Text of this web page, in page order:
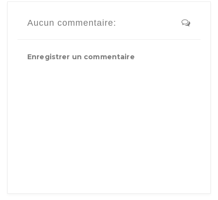
Aucun commentaire:
Enregistrer un commentaire